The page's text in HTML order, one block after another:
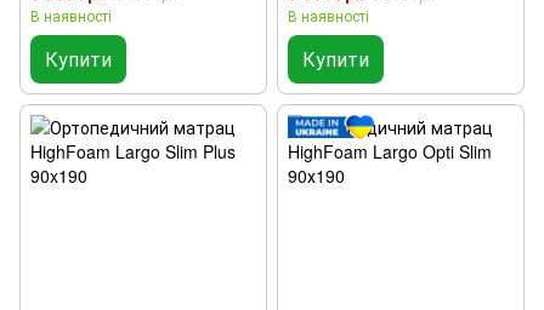
В наявності
Купити
В наявності
Купити